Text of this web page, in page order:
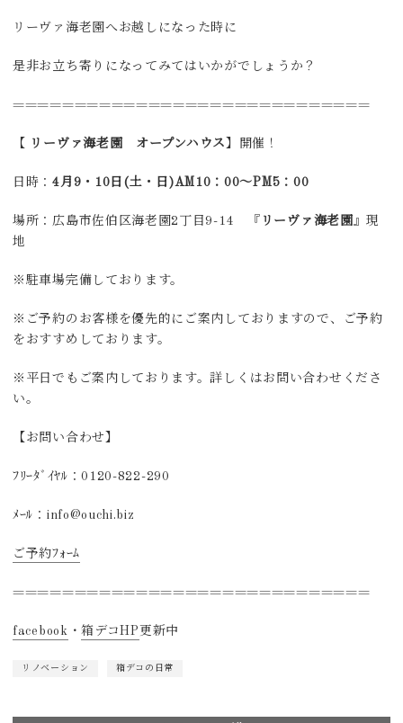
リーヴァ海老園へお越しになった時に
是非お立ち寄りになってみてはいかがでしょうか？
=============================
【 リーヴァ海老園 オープンハウス 】開催！
日時：4月9・10日(土・日)AM10：00～PM5：00
場所：広島市佐伯区海老園2丁目9-14 『 リーヴァ海老園』現
地
※駐車場完備しております。
※ご予約のお客様を優先的にご案内しておりますので、ご予約
をおすすめしております。
※平日でもご案内しております。詳しくはお問い合わせくださ
い。
【お問い合わせ】
ﾌﾘｰﾀﾞｲﾔﾙ：0120-822-290
ﾒｰﾙ：info@ouchi.biz
ご予約ﾌｫｰﾑ
=============================
facebook ・箱デコHP 更新中
リノベーション 箱デコの日常